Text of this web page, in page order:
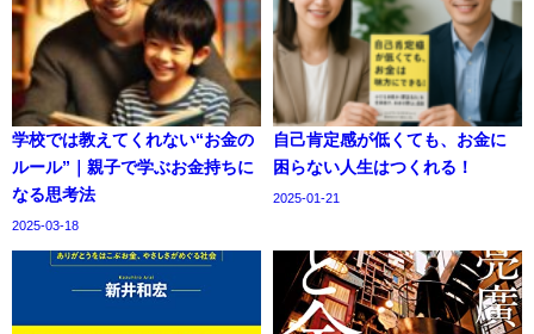
学校では教えてくれない“お金の
ルール”｜親子で学ぶお金持ちに
なる思考法
2025-03-18
自己肯定感が低くても、お金に
困らない人生はつくれる！
2025-01-21